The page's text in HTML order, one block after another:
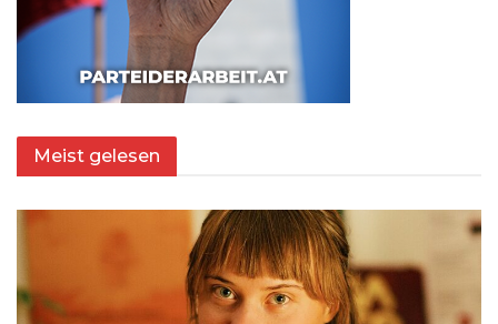
Meist gelesen